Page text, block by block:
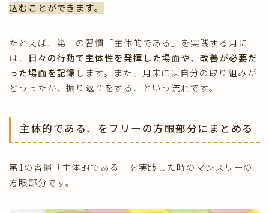
込むことができます。
たとえば、第一の習慣「主体的である」を実践する月に
は、
日々の行動で主体性を発揮した場面や、改善が必要だ
った場面を記録 します。また、月末には自分の取り組みが
どうったか、振り返りをする、という流れです。
主体的である、をフリーの方眼部分にまとめる
第1の習慣「主体的である」を実践した時のマンスリーの
方眼部分です。